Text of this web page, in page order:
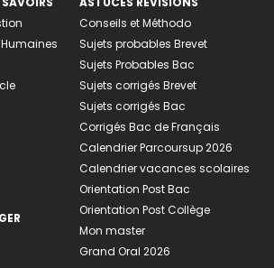
Conseils et Méthodo
Sujets probables Brevet
Sujets Probables Bac
Sujets corrigés Brevet
Sujets corrigés Bac
Corrigés Bac de Français
Calendrier Parcoursup 2026
Calendrier vacances scolaires
Orientation Post Bac
Orientation Post Collège
Mon master
Grand Oral 2026